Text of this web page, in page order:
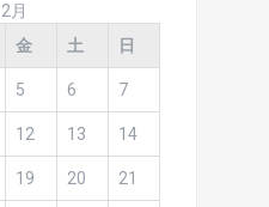
月
金 土 日
5 6 7
12 13 14
19 20 21